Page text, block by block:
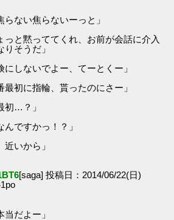
ない焦らないーっと」
と黙っててくれ、お前が会話に介入
そうだ」
しないでよー、てーとくー」
初に指輪、貰ったのにさー」
…？」
ですかっ！？」
いから」
[saga] 投稿日：2014/06/22(日)
だよー」